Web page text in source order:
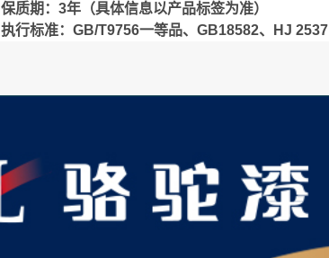
保质期：3年（具体信息以产品标签为准）
执行标准：GB/T9756一等品、GB18582、HJ 2537